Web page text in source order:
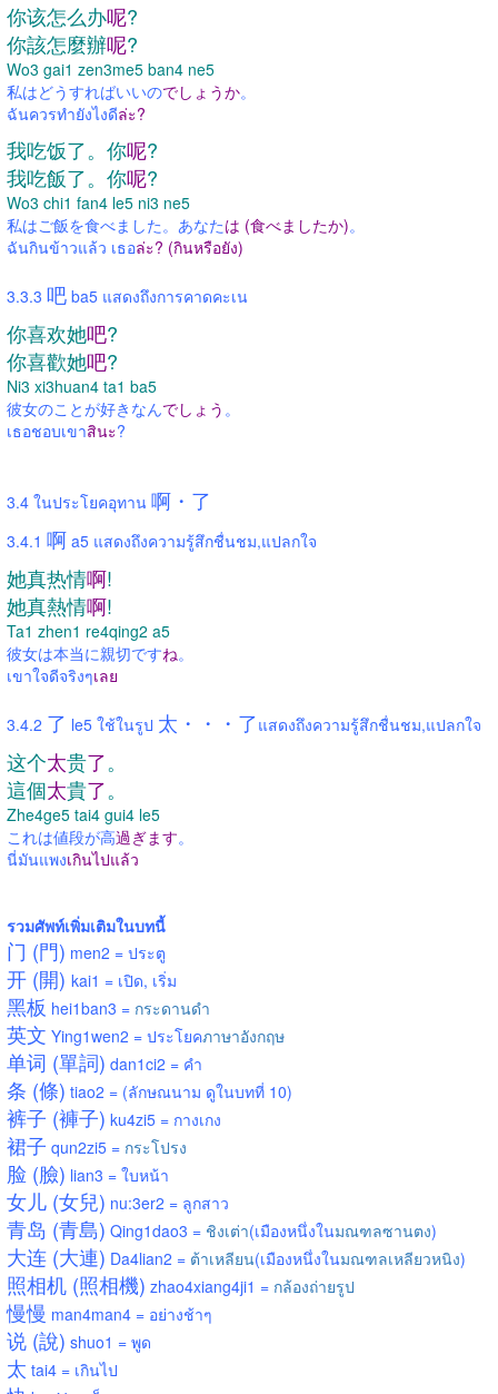
你该怎么办呢?
你該怎麼辦呢?
Wo3 gai1 zen3me5 ban4 ne5
私はどうすればいいのでしょうか。
ฉันควรทำยังไงดีล่ะ?
我吃饭了。 你呢?
我吃飯了。 你呢?
Wo3 chi1 fan4 le5 ni3 ne5
私はご飯を食べました。あなたは (食べましたか)。
ฉันกินข้าวแล้ว เธอล่ะ? (กินหรือยัง)
3.3.3 吧 ba5 แสดงถึงการคาดคะเน
你喜欢她吧?
你喜歡她吧?
Ni3 xi3huan4 ta1 ba5
彼女のことが好きなんでしょう 。
เธอชอบเขาสินะ?
3.4 ในประโยคอุทาน 啊・了
3.4.1 啊 a5 แสดงถึงความรู้สึกชื่นชม,แปลกใจ
她真热情啊!
她真熱情啊!
Ta1 zhen1 re4qing2 a5
彼女は本当に親切ですね。
เขาใจดีจริงๆเลย
3.4.2 了 le5 ใช้ในรูป 太・・・了แสดงถึงความรู้สึกชื่นชม,แปลกใจ
这个太贵了。
這個太貴了。
Zhe4ge5 tai4 gui4 le5
これは値段が高過ぎます。
นี่มันแพงเกินไปแล้ว
รวมศัพท์เพิ่มเติมในบทนี้
门 (門) men2 = ประตู
开 (開) kai1 = เปิด, เริ่ม
黑板 hei1ban3 = กระดานดำ
英文 Ying1wen2 = ประโยคภาษาอังกฤษ
单词 (單詞) dan1ci2 = คำ
条 (條) tiao2 = (ลักษณนาม ดูในบทที่ 10)
裤子 (褲子) ku4zi5 = กางเกง
裙子 qun2zi5 = กระโปรง
脸 (臉) lian3 = ใบหน้า
女儿 (女兒) nu:3er2 = ลูกสาว
青岛 (青島) Qing1dao3 = ชิงเต่า(เมืองหนึ่งในมณฑลซานตง)
大连 (大連) Da4lian2 = ต้าเหลียน(เมืองหนึ่งในมณฑลเหลียวหนิง)
照相机 (照相機) zhao4xiang4ji1 = กล้องถ่ายรูป
慢慢 man4man4 = อย่างช้าๆ
说 (說) shuo1 = พูด
太 tai4 = เกินไป